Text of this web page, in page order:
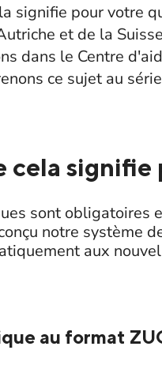
signifie pour votre
et de la
dans le Centre
ce sujet au
cela
sont obligatoires
notre système
aux
au format